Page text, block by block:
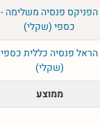
הפניקס פנסיה משלימה -
כספי (שקלי)
הראל פנסיה כללית כספי
(שקלי)
ממוצע